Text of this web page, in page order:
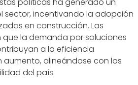
sector, incentivando la adopción
en construcción. Las
la demanda por soluciones
a la eficiencia
aumento, alineándose con los
del país.